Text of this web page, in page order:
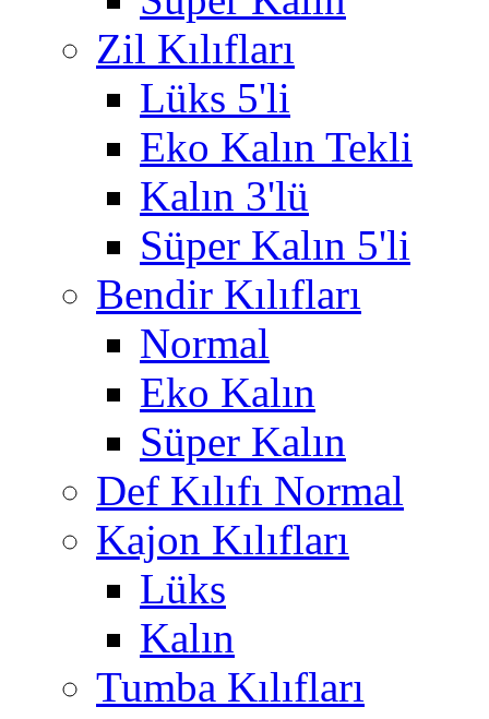
Zil Kılıfları
Lüks 5'li
Eko Kalın Tekli
Kalın 3'lü
Süper Kalın 5'li
Bendir Kılıfları
Normal
Eko Kalın
Süper Kalın
Def Kılıfı Normal
Kajon Kılıfları
Lüks
Kalın
Tumba Kılıfları